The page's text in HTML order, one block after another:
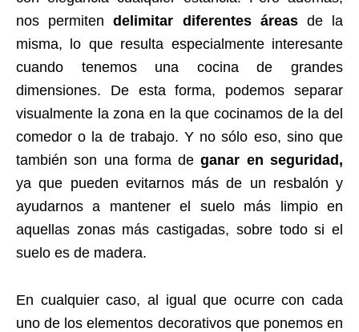
nos permitendelimitar diferentes áreasde la
misma, lo que resulta especialmente interesante
cuando tenemos una cocina de grandes
dimensiones. De esta forma, podemos separar
visualmente la zona en la que cocinamos de la del
comedor o la de trabajo. Y no sólo eso, sino que
también son una forma deganar en seguridad,
ya que pueden evitarnos más de un resbalón y
ayudarnos a mantener el suelo más limpio en
aquellas zonas más castigadas, sobre todo si el
suelo es de madera.
En cualquier caso, al igual que ocurre con cada
uno de los elementos decorativos que ponemos en